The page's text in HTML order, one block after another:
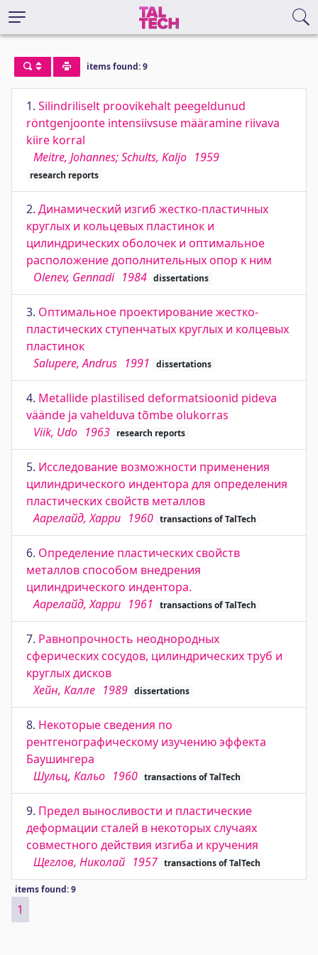
items found: 9
1. Silindriliselt proovikehalt peegeldunud
röntgenjoonte intensiivsuse määramine riivava
kiire korral
Meitre, Johannes; Schults, Kaljo 1959
research reports
2. Динамический изгиб жестко-пластичных
круглых и кольцевых пластинок и
цилиндрических оболочек и оптимальное
расположение дополнительных опор к ним
Olenev, Gennadi 1984 dissertations
3. Оптимальное проектирование жестко-
пластических ступенчатых круглых и колцевых
пластинок
Salupere, Andrus 1991 dissertations
4. Metallide plastilised deformatsioonid pideva
väände ja vahelduva tõmbe olukorras
Viik, Udo 1963 research reports
5. Исследование возможности применения
цилиндрического индентора для определения
пластических свойств металлов
Аарелайд, Харри 1960 transactions of TalTech
6. Определение пластических свойств
металлов способом внедрения
цилиндрического индентора.
Аарелайд, Харри 1961 transactions of TalTech
7. Равнопрочность неоднородных
сферических сосудов, цилиндрических труб и
круглых дисков
Хейн, Калле 1989 dissertations
8. Некоторые сведения по
рентгенографическому изучению эффекта
Баушингера
Шульц, Кальо 1960 transactions of TalTech
9. Предел выносливости и пластические
деформации сталей в некоторых случаях
совместного действия изгиба и кручения
Щеглов, Николай 1957 transactions of TalTech
items found: 9
1